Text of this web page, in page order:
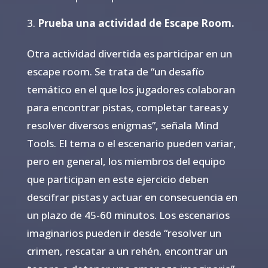
Prueba una actividad de Escape Room.
Otra actividad divertida es participar en un
escape room. Se trata de “un desafío
temático en el que los jugadores colaboran
para encontrar pistas, completar tareas y
resolver diversos enigmas”, señala Mind
Tools. El tema o el escenario pueden variar,
pero en general, los miembros del equipo
que participan en este ejercicio deben
descifrar pistas y actuar en consecuencia en
un plazo de 45-60 minutos. Los escenarios
imaginarios pueden ir desde “resolver un
crimen, rescatar a un rehén, encontrar un